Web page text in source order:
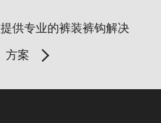
供专业的裤装裤钩解决
方案